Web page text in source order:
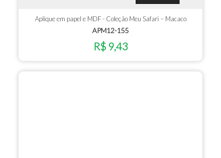
Aplique em papel e MDF - Coleção Meu Safari – Macaco
APM12-155
R$ 9,43